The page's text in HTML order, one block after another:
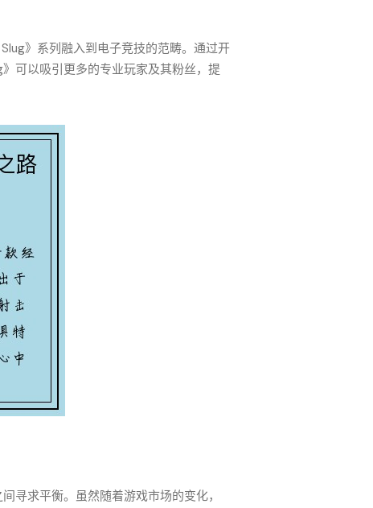
》系列融入到电子竞技的范畴。通过开
可以吸引更多的专业玩家及其粉丝，提
寻求平衡。虽然随着游戏市场的变化，